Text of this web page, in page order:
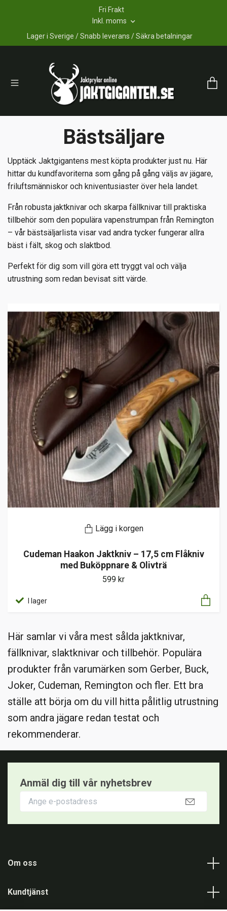
Fri Frakt
Inkl. moms
Lager i Sverige / Snabb leverans / Säkra betalningar
Bästsäljare
Upptäck Jaktgigantens mest köpta produkter just nu. Här
hittar du kundfavoriterna som gång på gång väljs av jägare,
friluftsmänniskor och kniventusiaster över hela landet.
Från robusta jaktknivar och skarpa fällknivar till praktiska
tillbehör som den populära vapenstrumpan från Remington
– vår bästsäljarlista visar vad andra tycker fungerar allra
bäst i fält, skog och slaktbod.
Perfekt för dig som vill göra ett tryggt val och välja
utrustning som redan bevisat sitt värde.
Lägg i korgen
Cudeman Haakon Jaktkniv – 17,5 cm Flåkniv
med Buköppnare & Olivträ
599 kr
I lager
Här samlar vi våra mest sålda jaktknivar,
fällknivar, slaktknivar och tillbehör. Populära
produkter från varumärken som Gerber, Buck,
Joker, Cudeman, Remington och fler. Ett bra
ställe att börja om du vill hitta pålitlig utrustning
som andra jägare redan testat och
rekommenderar.
Anmäl dig till vår nyhetsbrev
Om oss
Kundtjänst